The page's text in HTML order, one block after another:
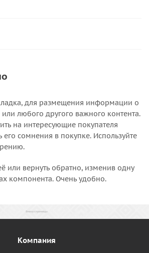
для размещения информации о
или любого другого важного контента.
на интересующие покупателя
его сомнения в покупке. Используйте
или вернуть обратно, изменив одну
компонента. Очень удобно.
Компания